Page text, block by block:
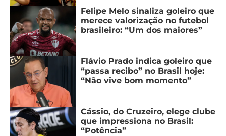
Felipe Melo sinaliza goleiro que
merece valorização no futebol
brasileiro: “Um dos maiores”
Flávio Prado indica goleiro que
“passa recibo” no Brasil hoje:
“Não vive bom momento”
Cássio, do Cruzeiro, elege clube
que impressiona no Brasil:
“Potência”